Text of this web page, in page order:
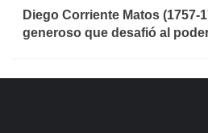
Diego Corriente Matos (1757-
generoso que desafió al